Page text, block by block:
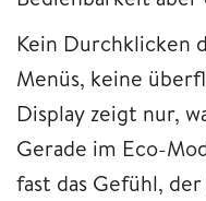
Kein Durchklicken
Menüs, keine
Display zeigt nur,
Gerade im Eco-
fast das Gefühl,